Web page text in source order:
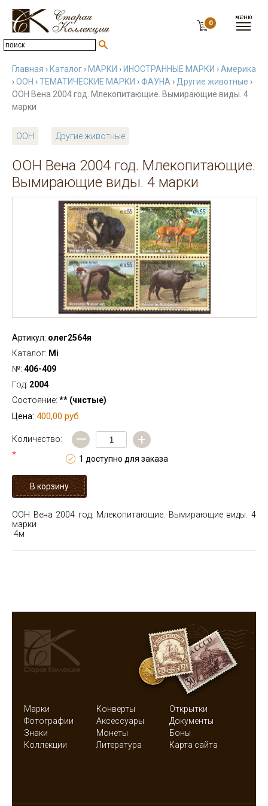
0
Главная › Каталог › МАРКИ › ИНОСТРАННЫЕ МАРКИ ›Америка
›ООН ›ТЕМАТИЧЕСКИЕ МАРКИ ›ФАУНА › Другие животные ›
ООН Вена 2004 год. Млекопитающие. Вымирающие виды. 4
марки
ООН Другие животные
ООН Вена 2004 год. Млекопитающие.
Вымирающие виды. 4 марки
Артикул: олег2564я
Каталог: Mi
№: 406-409
Год: 2004
Состояние: ** (чистые)
Цена: 400,00 руб.
Количество:
*
— +
1 доступно для заказа
ООН Вена 2004 год. Млекопитающие. Вымирающие виды. 4
марки
4м
Марки Конверты
Открытки
Фотографии
Аксессуары
Документы
Знаки
Монеты
Боны
Коллекции
Литература Карта сайта